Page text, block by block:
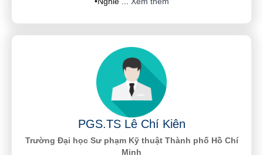
PGS.TS Lê Chí Kiên
Trường Đại học Sư phạm Kỹ thuật Thành phố Hồ Chí
Minh